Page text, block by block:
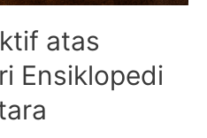
atas
Ensiklopedi